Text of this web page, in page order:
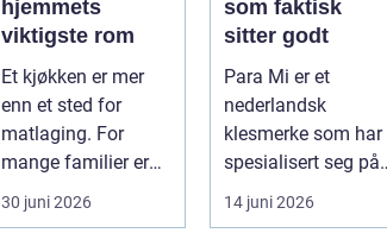
hjemmets
viktigste rom
Et kjøkken er mer
enn et sted for
matlaging. For
mange familier er
det selve hjertet i
boligen, romm...
30 juni 2026
som faktisk
sitter godt
Para Mi er et
nederlandsk
klesmerke som har
spesialisert seg på
bukser, jeans og
skjørt...
14 juni 2026